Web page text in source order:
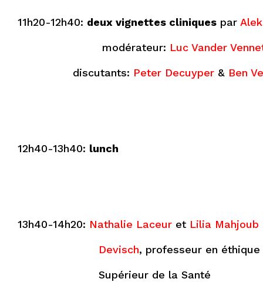
11h20-12h40: deux vignettes cliniquespar
modérateur: Luc Vander
discutants: Peter Decuyper& Ben
12h40-13h40: lunch
13h40-14h20: Nathalie Laceur et Lilia Mahjoub
Devisch, professeur en
Supérieur de la Santé